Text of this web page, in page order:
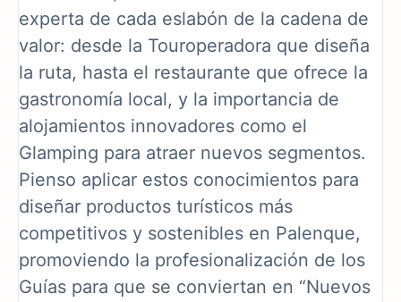
experta de cada eslabón de la cadena de
valor: desde la Touroperadora que diseña
la ruta, hasta el restaurante que ofrece la
gastronomía local, y la importancia de
alojamientos innovadores como el
Glamping para atraer nuevos segmentos.
Pienso aplicar estos conocimientos para
diseñar productos turísticos más
competitivos y sostenibles en Palenque,
promoviendo la profesionalización de los
Guías para que se conviertan en “Nuevos